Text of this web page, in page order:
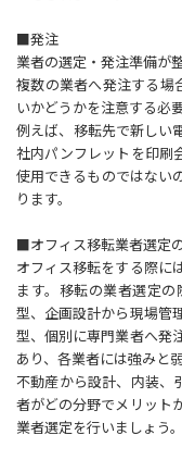
■発注
業者の選定・発注準備が
複数の業者へ発注する場
いかどうかを注意する必
例えば、移転先で新しい
社内パンフレットを印刷
使用できるものではない
ります。
■オフィス移転業者選定
オフィス移転をする際に
ます。移転の業者選定
型、企画設計から現場管
型、個別に専門業者へ発
あり、各業者には強みと
不動産から設計、内装、
者がどの分野でメリット
業者選定を行いましょう。